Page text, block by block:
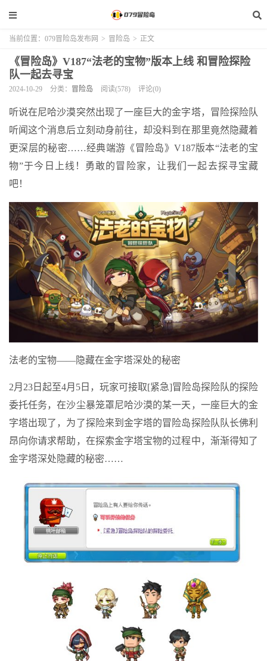
当前位置： 079冒险岛发布网 > 冒险岛 > 正文
《冒险岛》V187“法老的宝物”版本上线 和冒险探险
队一起去寻宝
2024-10-29 分类： 冒险岛 阅读(578) 评论(0)
听说在尼哈沙漠突然出现了一座巨大的金字塔，冒险探险队
听闻这个消息后立刻动身前往，却没料到在那里竟然隐藏着
更深层的秘密……经典端游《冒险岛》V187版本“法老的宝
物”于今日上线！勇敢的冒险家，让我们一起去探寻宝藏
吧！
法老的宝物——隐藏在金字塔深处的秘密
2月23日起至4月5日，玩家可接取[紧急]冒险岛探险队的探险
委托任务，在沙尘暴笼罩尼哈沙漠的某一天，一座巨大的金
字塔出现了，为了探险来到金字塔的冒险岛探险队队长佛利
昂向你请求帮助，在探索金字塔宝物的过程中，渐渐得知了
金字塔深处隐藏的秘密……